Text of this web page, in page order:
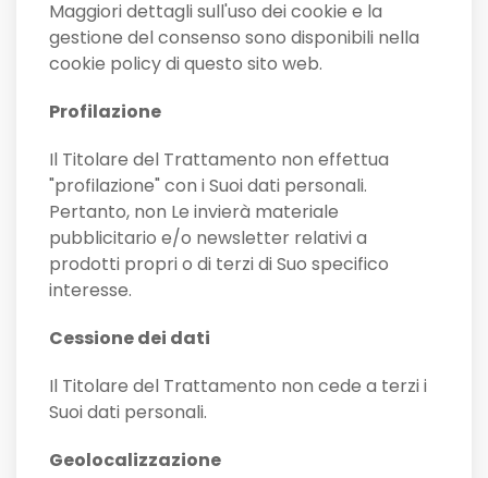
Maggiori dettagli sull'uso dei cookie e la
gestione del consenso sono disponibili nella
cookie policy di questo sito web.
Profilazione
Il Titolare del Trattamento non effettua
"profilazione" con i Suoi dati personali.
Pertanto, non Le invierà materiale
pubblicitario e/o newsletter relativi a
prodotti propri o di terzi di Suo specifico
interesse.
Cessione dei dati
Il Titolare del Trattamento non cede a terzi i
Suoi dati personali.
Geolocalizzazione